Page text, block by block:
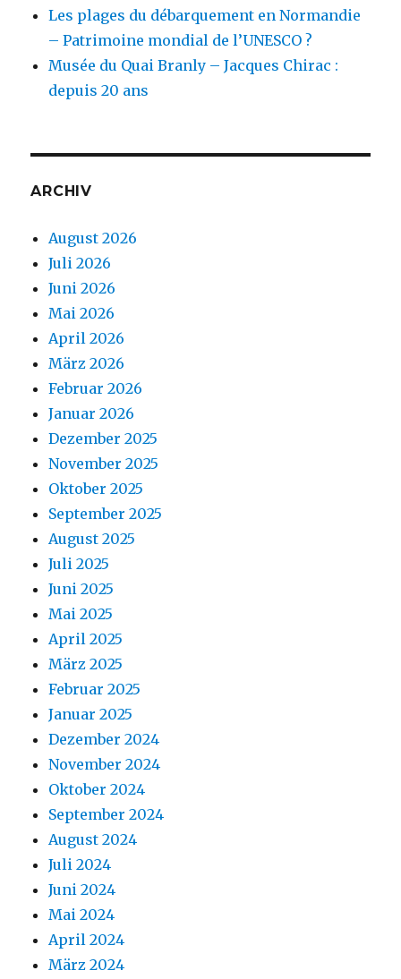
Les plages du débarquement en Normandie
– Patrimoine mondial de l’UNESCO ?
Musée du Quai Branly – Jacques Chirac :
depuis 20 ans
ARCHIV
August 2026
Juli 2026
Juni 2026
Mai 2026
April 2026
März 2026
Februar 2026
Januar 2026
Dezember 2025
November 2025
Oktober 2025
September 2025
August 2025
Juli 2025
Juni 2025
Mai 2025
April 2025
März 2025
Februar 2025
Januar 2025
Dezember 2024
November 2024
Oktober 2024
September 2024
August 2024
Juli 2024
Juni 2024
Mai 2024
April 2024
März 2024